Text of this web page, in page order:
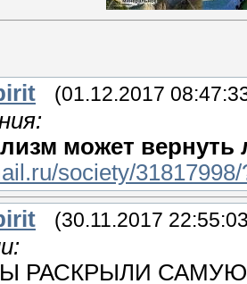
(01.12.2017
может
society/
(30.11.2017
РАСКРЫЛИ